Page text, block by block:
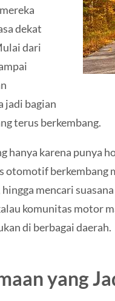
dekat
dari
jadi bagian
terus berkembang.
hanya karena punya
otomotif berkembang
mencari
komunitas motor
di berbagai daerah.
yang